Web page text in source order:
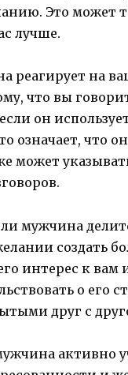
Это может
лучше.
реагирует на
что вы
он
означает, что
может
мужчина
создать
интерес к вам
о его
друг с
активно